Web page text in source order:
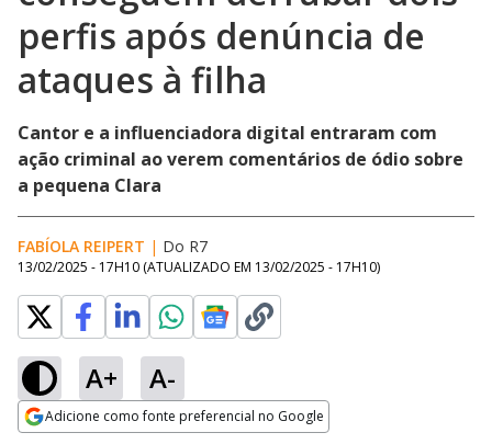
perfis após denúncia de
ataques à filha
Cantor e a influenciadora digital entraram com
ação criminal ao verem comentários de ódio sobre
a pequena Clara
FABÍOLA REIPERT | Do R7
13/02/2025 - 17H10 (ATUALIZADO EM 13/02/2025 - 17H10)
A+ A-
Adicione como fonte preferencial no Google
Ativar
:
38.79%